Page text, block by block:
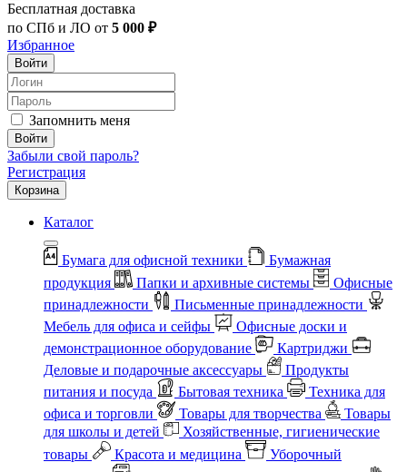
Бесплатная доставка
по СПб и ЛО от 5 000 ₽
Избранное
Войти
Запомнить меня
Войти
Забыли свой пароль?
Регистрация
Корзина
Каталог
Бумага для офисной техники
Бумажная
продукция
Папки и архивные системы
Офисные
принадлежности
Письменные принадлежности
Мебель для офиса и сейфы
Офисные доски и
демонстрационное оборудование
Картриджи
Деловые и подарочные аксессуары
Продукты
питания и посуда
Бытовая техника
Техника для
офиса и торговли
Товары для творчества
Товары
для школы и детей
Хозяйственные, гигиенические
товары
Красота и медицина
Уборочный